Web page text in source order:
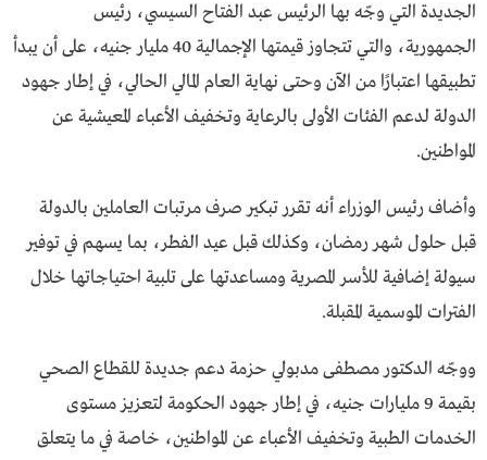
الجديدة التي وجّه بها الرئيس عبد الفتاح السيسي، رئيس
الجمهورية، والتي تتجاوز قيمتها الإجمالية 40 مليار جنيه، على أن يبدأ
تطبيقها اعتبارًا من الآن وحتى نهاية العام المالي الحالي، في إطار جهود
الدولة لدعم الفئات الأولى بالرعاية وتخفيف الأعباء المعيشية عن
المواطنين.
وأضاف رئيس الوزراء أنه تقرر تبكير صرف مرتبات العاملين بالدولة
قبل حلول شهر رمضان، وكذلك قبل عيد الفطر، بما يسهم في توفير
سيولة إضافية للأسر المصرية ومساعدتها على تلبية احتياجاتها خلال
الفترات الموسمية المقبلة.
ووجّه الدكتور مصطفى مدبولي حزمة دعم جديدة للقطاع الصحي
بقيمة 9 مليارات جنيه، في إطار جهود الحكومة لتعزيز مستوى
الخدمات الطبية وتخفيف الأعباء عن المواطنين، خاصة في ما يتعلق